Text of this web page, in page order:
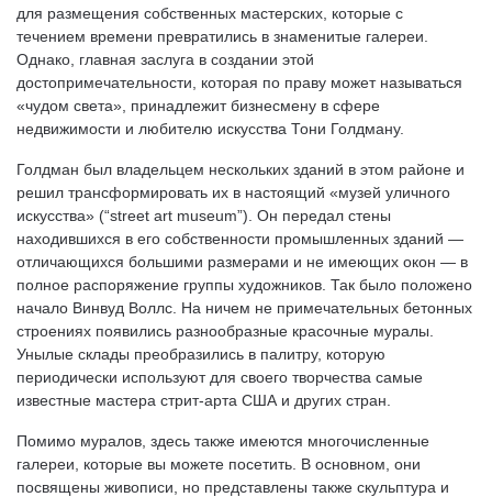
для размещения собственных мастерских, которые с
течением времени превратились в знаменитые галереи.
Однако, главная заслуга в создании этой
достопримечательности, которая по праву может называться
«чудом света», принадлежит бизнесмену в сфере
недвижимости и любителю искусства Тони Голдману.
Голдман был владельцем нескольких зданий в этом районе и
решил трансформировать их в настоящий «музей уличного
искусства» (“street art museum”). Он передал стены
находившихся в его собственности промышленных зданий —
отличающихся большими размерами и не имеющих окон — в
полное распоряжение группы художников. Так было положено
начало Винвуд Воллс. На ничем не примечательных бетонных
строениях появились разнообразные красочные муралы.
Унылые склады преобразились в палитру, которую
периодически используют для своего творчества самые
известные мастера стрит-арта США и других стран.
Помимо муралов, здесь также имеются многочисленные
галереи, которые вы можете посетить. В основном, они
посвящены живописи, но представлены также скульптура и